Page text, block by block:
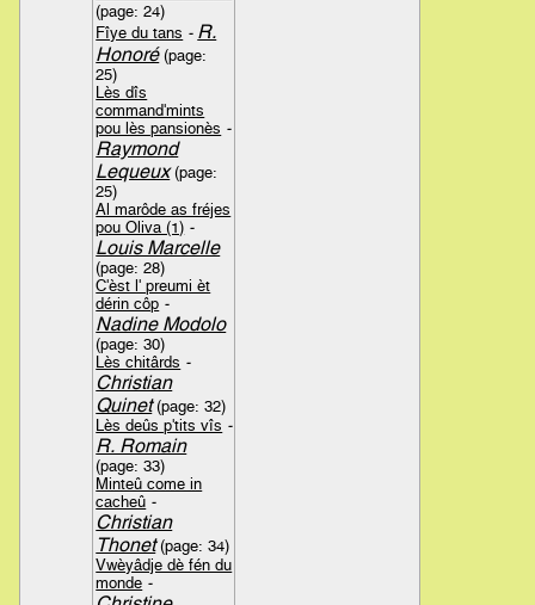
(page: 24)
Fîye du tans - R.
Honoré(page:
25)
Lès dîs
command'mints
pou lès pansionès -
Raymond
Lequeux(page:
25)
Al marôde as fréjes
pou Oliva (1) -
Louis Marcelle
(page: 28)
C'èst l' preumi èt
dérin côp -
Nadine Modolo
(page: 30)
Lès chitârds -
Christian
Quinet(page: 32)
Lès deûs p'tits vîs -
R. Romain
(page: 33)
Minteû come in
cacheû -
Christian
Thonet(page: 34)
Vwèyâdje dè fén du
monde -